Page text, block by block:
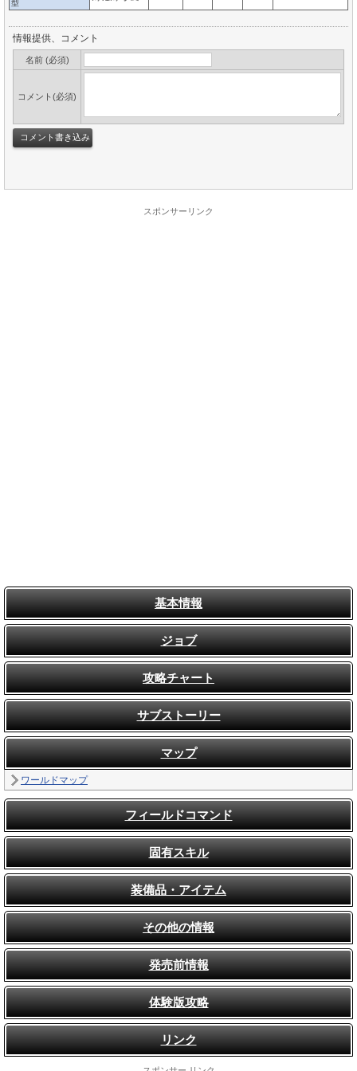
型
情報提供、コメント
名前 (必須)
コメント(必須)
スポンサーリンク
基本情報
ジョブ
攻略チャート
サブストーリー
マップ
ワールドマップ
フィールドコマンド
固有スキル
装備品・アイテム
その他の情報
発売前情報
体験版攻略
リンク